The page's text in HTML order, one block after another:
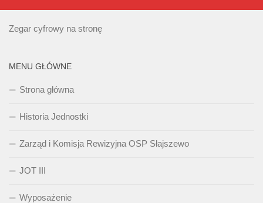
Zegar cyfrowy na stronę
MENU GŁÓWNE
Strona główna
Historia Jednostki
Zarząd i Komisja Rewizyjna OSP Słajszewo
JOT III
Wyposażenie